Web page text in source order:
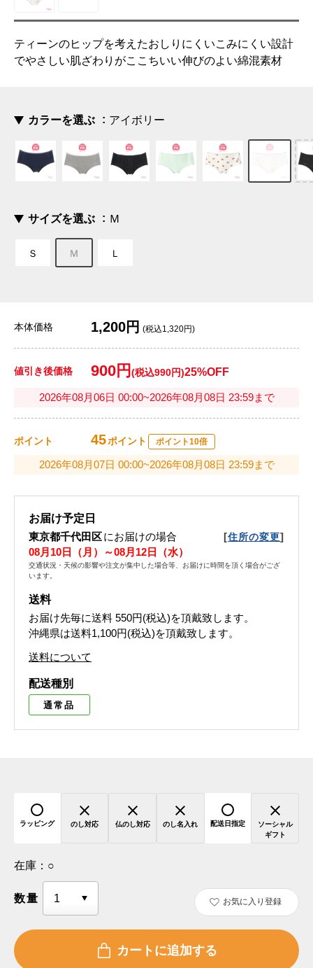
ティーンのヒップを考えたおしりにくいこみにくい設計
でやさしい肌ざわりがここちいい伸びのよい綿混素材
カラーを選ぶ アイボリー
サイズを選ぶ Ｍ
Ｓ Ｍ Ｌ
本体価格 1,200円 (税込1,320円)
値引き後価格 900円 (税込990円)25%OFF
2026年08月06日 00:00~2026年08月08日 23:59まで
ポイント 45ポイント ポイント10倍
2026年08月07日 00:00~2026年08月08日 23:59まで
お届け予定日
東京都千代田区にお届けの場合 [住所の変更]
08月10日（月）～08月12日（水）
交通状況・天候の影響や注文が集中した場合等、お届けに時間を頂く場合がござ
います。
送料
お届け先毎に送料 550円(税込)を頂戴致します。
沖縄県は送料1,100円(税込)を頂戴致します。
送料について
配送種別
通常品
ラッピング のし対応 仏のし対応 のし名入れ 配送日指定
ソーシャル
ギフト
在庫： ○
数量 お気に入り登録